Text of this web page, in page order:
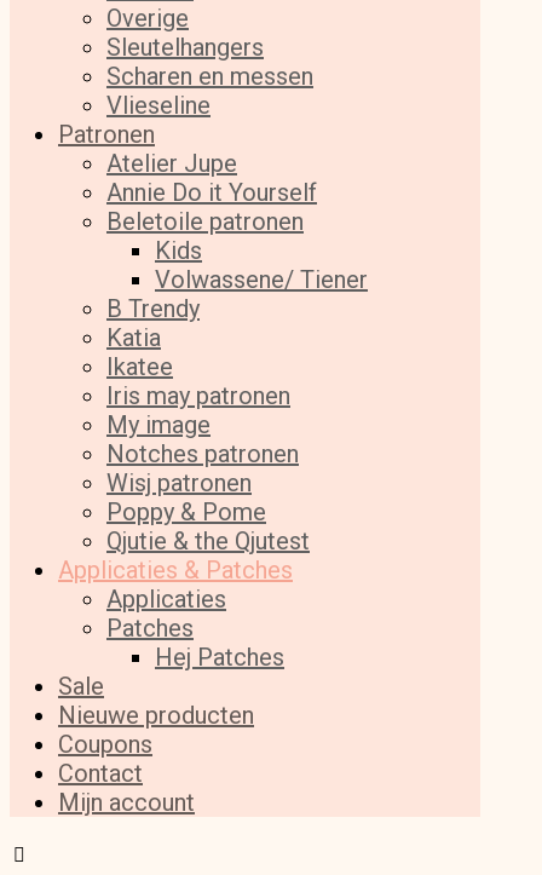
Overige
Sleutelhangers
Scharen en messen
Vlieseline
Patronen
Atelier Jupe
Annie Do it Yourself
Beletoile patronen
Kids
Volwassene/ Tiener
B Trendy
Katia
Ikatee
Iris may patronen
My image
Notches patronen
Wisj patronen
Poppy & Pome
Qjutie & the Qjutest
Applicaties & Patches
Applicaties
Patches
Hej Patches
Sale
Nieuwe producten
Coupons
Contact
Mijn account